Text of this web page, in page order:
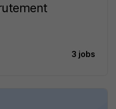
3 jobs